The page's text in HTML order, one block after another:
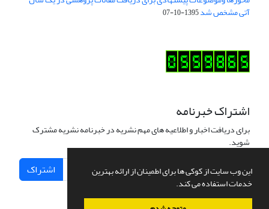
این وب سایت از کوکی ها برای اطمینان از ارائه بهترین
خدمات استفاده می کند.
آتی مشخص شد1395-10-07
اشتراک خبرنامه
برای دریافت اخبار و اطلاعیه های مهم نشریه در خبرنامه نشریه مشترک
شوید.
اشتراک